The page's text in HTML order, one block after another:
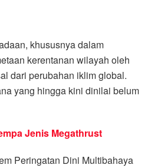
khususnya dalam
kerentanan wilayah oleh
dari perubahan iklim global.
yang hingga kini dinilai belum
Jenis Megathrust
Peringatan Dini Multibahaya